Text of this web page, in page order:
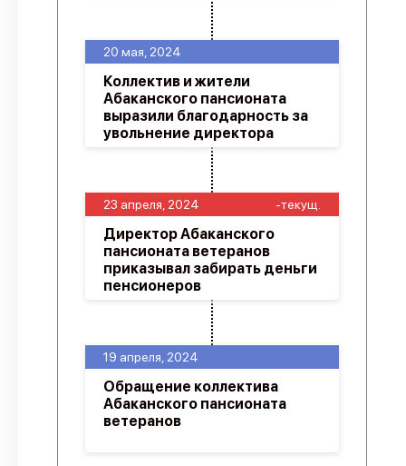
19 апреля, 2024
Обращение коллектива
Абаканского пансионата
ветеранов
23 апреля, 2024 -текущ.
Директор Абаканского
пансионата ветеранов
приказывал забирать деньги
пенсионеров
20 мая, 2024
Коллектив и жители
Абаканского пансионата
выразили благодарность за
увольнение директора